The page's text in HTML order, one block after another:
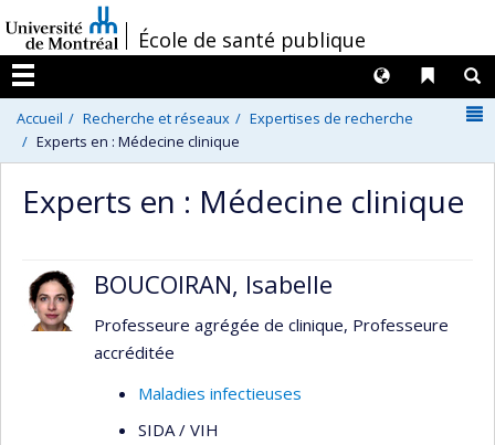
au
contenu
/École de santé publique
Menu
Liens
Langues
Accueil Recherche et réseaux
Expertises de recherche
Experts en : Médecine clinique
Experts en : Médecine clinique
BOUCOIRAN, Isabelle
Professeure agrégée de clinique, Professeure
accréditée
Maladies infectieuses
SIDA / VIH